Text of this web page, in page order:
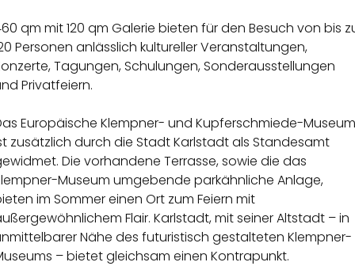
qm mit 120 qm Galerie bieten für den Besuch von bis
Personen anlässlich kultureller Veranstaltungen,
Tagungen, Schulungen, Sonderausstellungen
Privatfeiern.
Europäische Klempner- und Kupferschmiede-Museum
zusätzlich durch die Stadt Karlstadt als Standesamt
Die vorhandene Terrasse, sowie die das
Museum umgebende parkähnliche Anlage,
im Sommer einen Ort zum Feiern mit
Flair. Karlstadt, mit seiner Altstadt – in
Nähe des futuristisch gestalteten Klempner-
– bietet gleichsam einen Kontrapunkt.